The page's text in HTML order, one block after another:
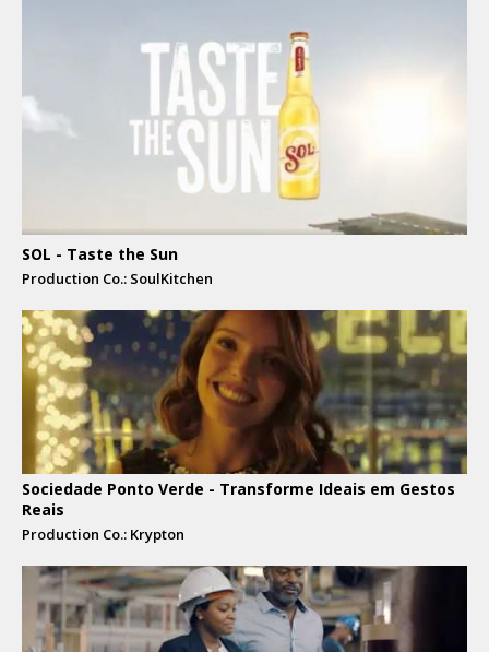
SOL - Taste the Sun
Production Co.: SoulKitchen
Sociedade Ponto Verde - Transforme Ideais em Gestos
Reais
Production Co.: Krypton